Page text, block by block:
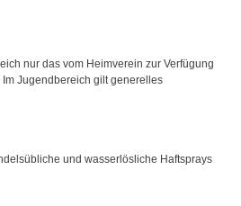
nur das vom Heimverein zur Verfügung
Jugendbereich gilt generelles
und wasserlösliche Haftsprays